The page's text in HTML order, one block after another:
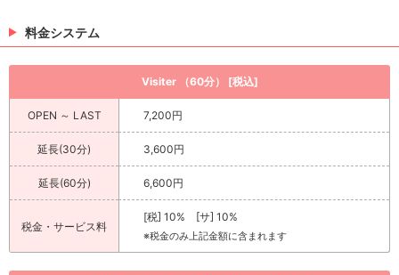
料金システム
Visiter （60分） [税込]
OPEN ～ LAST 7,200円
延長(30分) 3,600円
延長(60分) 6,600円
税金・サービス料
[税] 10% [サ] 10%
※税金のみ上記金額に含まれます